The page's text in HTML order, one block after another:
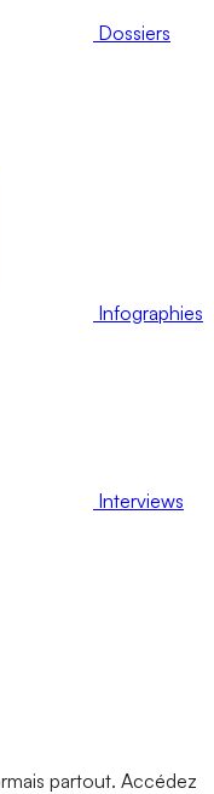
Dossiers
Infographies
Interviews
partout. Accédez